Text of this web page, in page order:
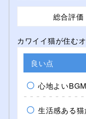
総合評価
カワイイ猫が住む
良い点
心地よいBGM
生活感ある